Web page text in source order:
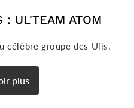
: UL'TEAM ATOM
célèbre groupe des Ulis.
plus